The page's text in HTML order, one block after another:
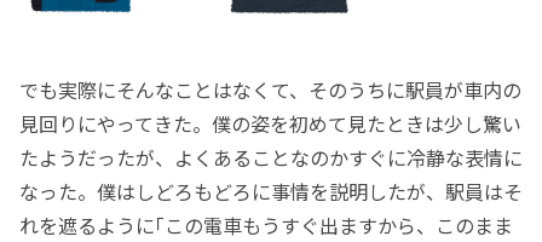
でも実際にそんなことはなくて、そのうちに駅員が車内の
見回りにやってきた。僕の姿を初めて見たときは少し驚い
たようだったが、よくあることなのかすぐに冷静な表情に
なった。僕はしどろもどろに事情を説明したが、駅員はそ
れを遮るように｢この電車もうすぐ出ますから、このまま